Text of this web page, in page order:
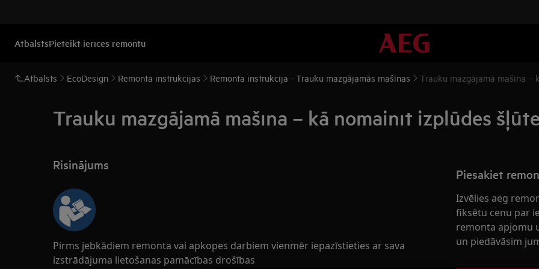
AtbalstsPieteikt ierīces remontu
Atbalsts EcoDesign Remonta instrukcijas Remonta instrukcija - Trauku mazgājamās mašīnas Trauku mazgājamā mašīna
Trauku mazgājamā mašīna – kā nomainīt izplūdes
Risinājums
Pirms jebkādiem remonta vai apkopes darbiem vienmēr iepazīstieties ar sava
izstrādājuma lietošanas pamācības drošības
Piesakiet
Izvēlies aeg
fiksētu cenu par
remonta apjomu
un piedāvāsim